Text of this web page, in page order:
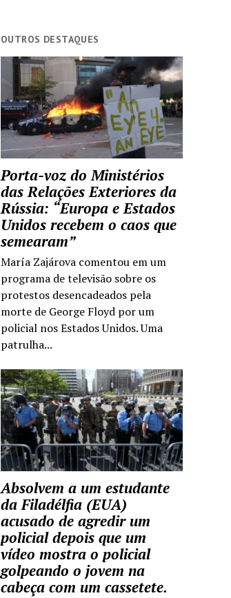
OUTROS DESTAQUES
Porta-voz do Ministérios
das Relações Exteriores da
Rússia: “Europa e Estados
Unidos recebem o caos que
semearam”
María Zajárova comentou em um
programa de televisão sobre os
protestos desencadeados pela
morte de George Floyd por um
policial nos Estados Unidos. Uma
patrulha...
Absolvem a um estudante
da Filadélfia (EUA)
acusado de agredir um
policial depois que um
vídeo mostra o policial
golpeando o jovem na
cabeça com um cassetete.